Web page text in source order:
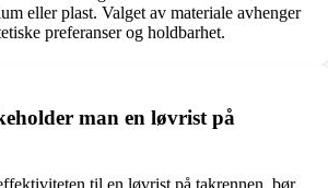
eller plast. Valget av materiale avhenger
preferanser og holdbarhet.
man en løvrist på